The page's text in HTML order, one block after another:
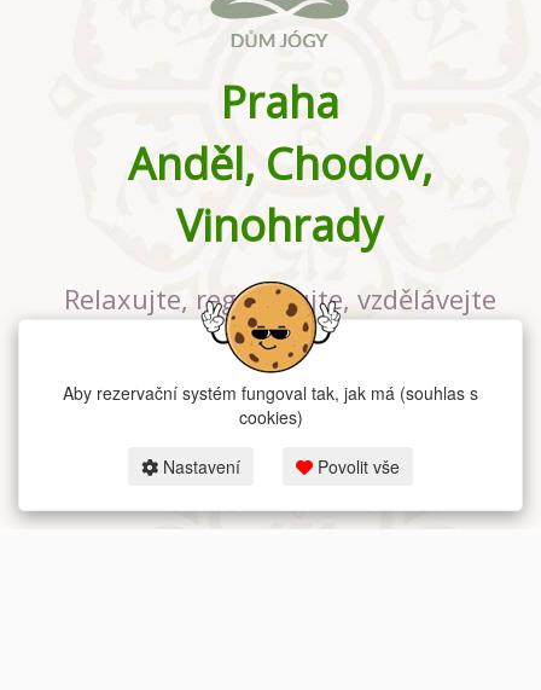
Praha
Anděl, Chodov,
Vinohrady
Relaxujte, regenerujte, vzdělávejte
se v největším jógovém studiu v
Praze
Aby rezervační systém fungoval tak, jak má (souhlas s
cookies)
Nastavení Povolit vše